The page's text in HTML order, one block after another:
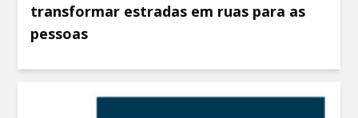
transformar estradas em ruas para as
pessoas